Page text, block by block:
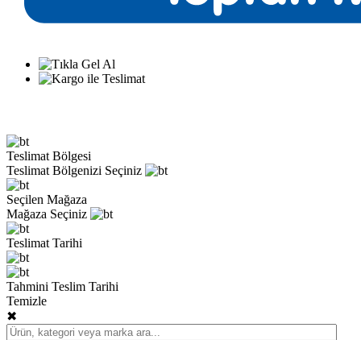
Teslimat Bölgesi
Teslimat Bölgenizi Seçiniz
Seçilen Mağaza
Mağaza Seçiniz
Teslimat Tarihi
Tahmini Teslim Tarihi
Temizle
✖